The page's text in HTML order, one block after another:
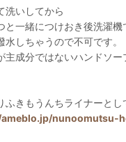
洗いしてから
と一緒につけおき後洗濯機
水しちゃうので不可です。
主成分ではないハンドソー
ふきもうんちライナーとし
nunoomutsu-